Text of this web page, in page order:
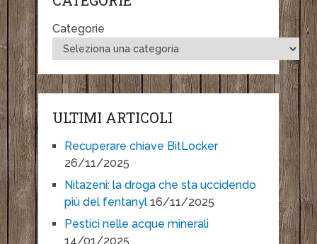
Categorie
ULTIMI ARTICOLI
Recuperare chiave BitLocker
26/11/2025
Nitazeni: la droga che sta uccidendo
più del fentanyl 16/11/2025
Pestici nelle acque minerali
14/01/2025